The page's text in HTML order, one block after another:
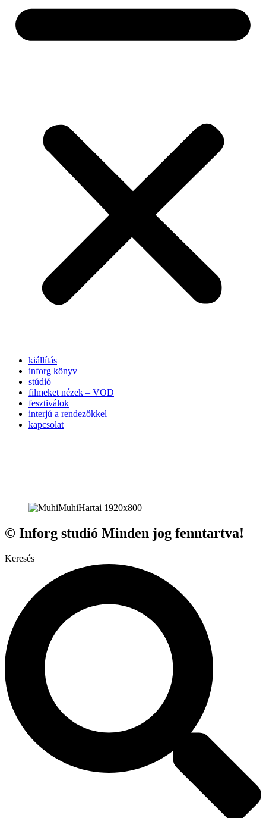
kiállítás
inforg könyv
stúdió
filmeket nézek – VOD
fesztiválok
interjú a rendezőkkel
kapcsolat
© Inforg studió Minden jog fenntartva!
Keresés